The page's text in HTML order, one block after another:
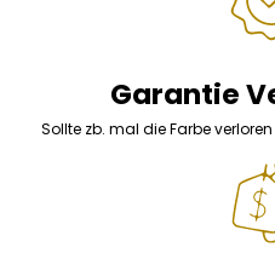
Garantie
Sollte zb. mal die Farbe